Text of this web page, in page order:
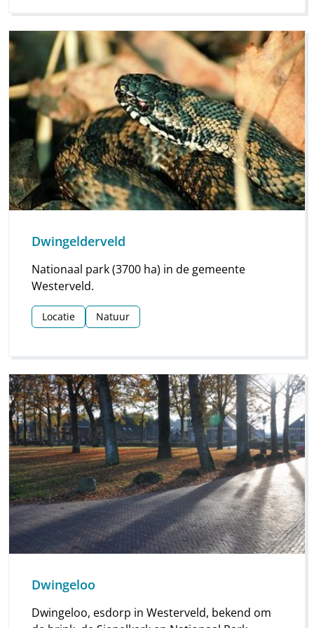
Dwingelderveld
Nationaal park (3700 ha) in de gemeente
Westerveld.
Locatie Natuur
Dwingeloo
Dwingeloo, esdorp in Westerveld, bekend om